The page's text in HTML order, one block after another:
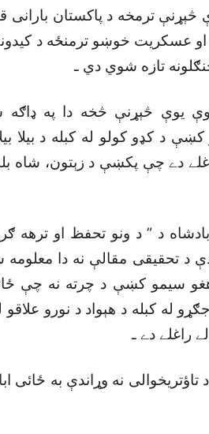
ترمخه د پاکستان
خوښو ترمنځه د
تازه شوي دي ـ
شوې يوې څېړنې څخه دا په
د کډو کولو له کبله د بيلا
زياتوالے راغلے دے چې پکښې د زېتون،
بادشاه د ” د ونو تحفظ او
د تحقيقى مقالې نه دا معلومه
سيمو کښې د چرته نه چې
له کبله د هېواد د نورو
نه وړاندې به ځائى